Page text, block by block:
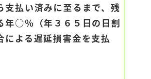
支払い済みに至るまで、残
年○％（年３６５日の日割
による遅延損害金を支払